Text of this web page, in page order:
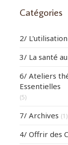
Catégories
2/
3/ La santé
6/ Ateliers
Essentielles
(5)
7/ Archives (1)
4/ Offrir des